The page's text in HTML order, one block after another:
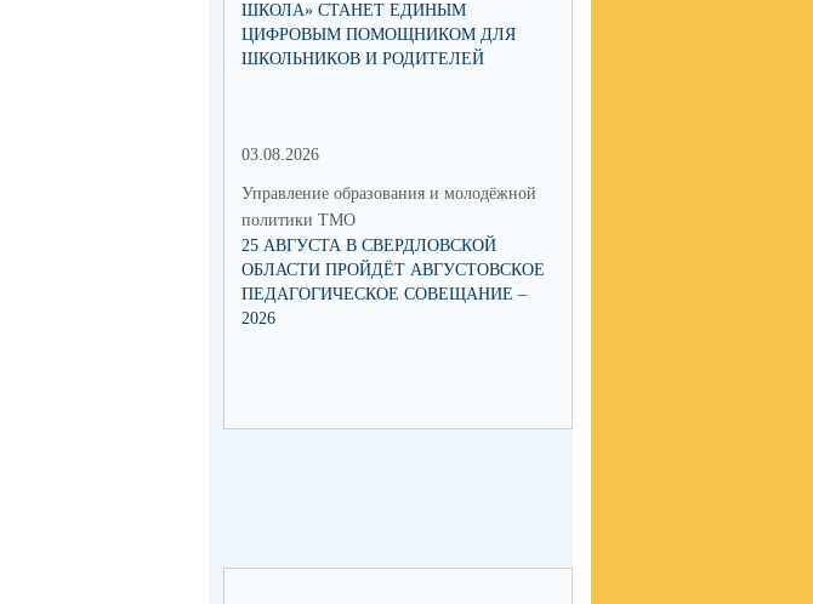
ШКОЛА» СТАНЕТ ЕДИНЫМ
ЦИФРОВЫМ ПОМОЩНИКОМ ДЛЯ
ШКОЛЬНИКОВ И РОДИТЕЛЕЙ
03.08.2026
Управление образования и молодёжной
политики ТМО
25 АВГУСТА В СВЕРДЛОВСКОЙ
ОБЛАСТИ ПРОЙДЁТ АВГУСТОВСКОЕ
ПЕДАГОГИЧЕСКОЕ СОВЕЩАНИЕ –
2026